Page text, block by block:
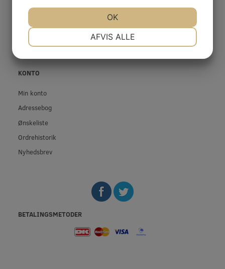
Fortrolighed
KONTO
Min konto
Adressebog
Ønskeliste
Ordrehistorik
Nyhedsbrev
BETALINGSMETODER
AFVIS ALLE
OK